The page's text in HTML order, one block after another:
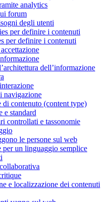
analytics
forum
degli utenti
per definire i contenuti
per definire i contenuti
dell’informazione
navigazione
contenuto (content type)
e standard
controllati e tassonomie
le persone sul web
per un linguaggio semplice
e localizzazione dei contenuti